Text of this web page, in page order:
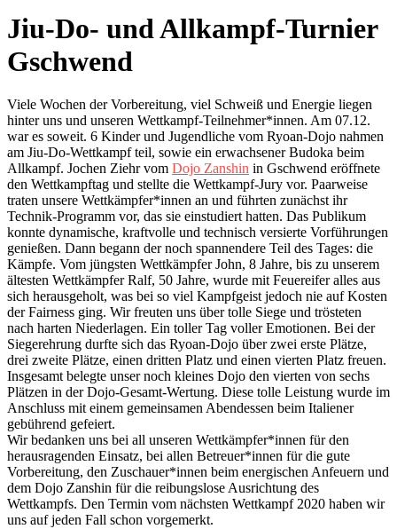
Jiu-Do- und Allkampf-Turnier
Gschwend
Viele Wochen der Vorbereitung, viel Schweiß und Energie liegen
hinter uns und unseren Wettkampf-Teilnehmer*innen. Am 07.12.
war es soweit. 6 Kinder und Jugendliche vom Ryoan-Dojo nahmen
am Jiu-Do-Wettkampf teil, sowie ein erwachsener Budoka beim
Allkampf. Jochen Ziehr vom Dojo Zanshin in Gschwend eröffnete
den Wettkampftag und stellte die Wettkampf-Jury vor. Paarweise
traten unsere Wettkämpfer*innen an und führten zunächst ihr
Technik-Programm vor, das sie einstudiert hatten. Das Publikum
konnte dynamische, kraftvolle und technisch versierte Vorführungen
genießen. Dann begann der noch spannendere Teil des Tages: die
Kämpfe. Vom jüngsten Wettkämpfer John, 8 Jahre, bis zu unserem
ältesten Wettkämpfer Ralf, 50 Jahre, wurde mit Feuereifer alles aus
sich herausgeholt, was bei so viel Kampfgeist jedoch nie auf Kosten
der Fairness ging. Wir freuten uns über tolle Siege und trösteten
nach harten Niederlagen. Ein toller Tag voller Emotionen. Bei der
Siegerehrung durfte sich das Ryoan-Dojo über zwei erste Plätze,
drei zweite Plätze, einen dritten Platz und einen vierten Platz freuen.
Insgesamt belegte unser noch kleines Dojo den vierten von sechs
Plätzen in der Dojo-Gesamt-Wertung. Diese tolle Leistung wurde im
Anschluss mit einem gemeinsamen Abendessen beim Italiener
gebührend gefeiert.
Wir bedanken uns bei all unseren Wettkämpfer*innen für den
herausragenden Einsatz, bei allen Betreuer*innen für die gute
Vorbereitung, den Zuschauer*innen beim energischen Anfeuern und
dem Dojo Zanshin für die reibungslose Ausrichtung des
Wettkampfs. Den Termin vom nächsten Wettkampf 2020 haben wir
uns auf jeden Fall schon vorgemerkt.